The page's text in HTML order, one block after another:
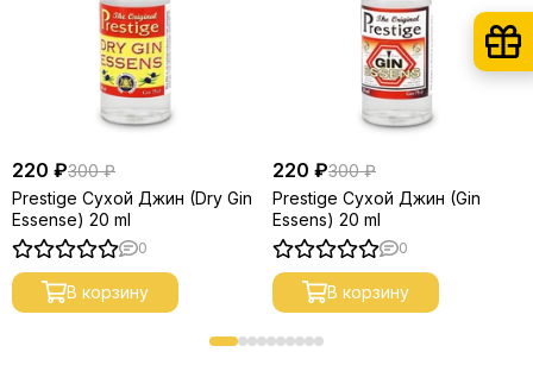
220 ₽300 ₽
Prestige Сухой Джин (Dry Gin
Essense) 20 ml
0
В корзину
220 ₽300 ₽
Prestige Сухой Джин (Gin
Essens) 20 ml
0
В корзину